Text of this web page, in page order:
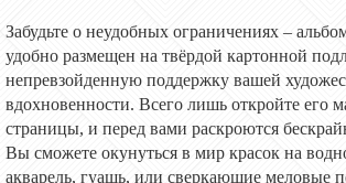
Забудьте о неудобных ограничениях –
удобно размещен на твёрдой картонной
непревзойденную поддержку вашей
вдохновенности. Всего лишь откройте его
страницы, и перед вами раскроются
Вы сможете окунуться в мир красок на
акварель, гуашь, или сверкающие меловые